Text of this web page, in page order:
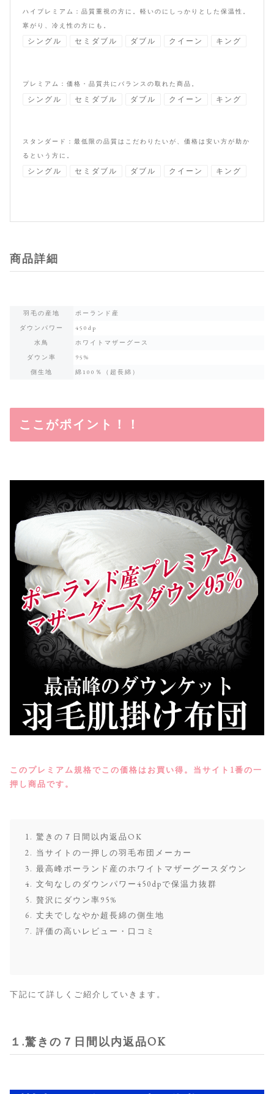
ハイプレミアム：品質重視の方に。軽いのにしっかりとした保温性。
寒がり、冷え性の方にも。
シングル セミダブル ダブル クイーン キング
プレミアム：価格・品質共にバランスの取れた商品。
シングル セミダブル ダブル クイーン キング
スタンダード：最低限の品質はこだわりたいが、価格は安い方が助か
るという方に。
シングル セミダブル ダブル クイーン キング
商品詳細
羽毛の産地
ポーランド産
ダウンパワー
450dp
水鳥
ホワイトマザーグース
ダウン率
95%
側生地
綿100％（超長綿）
ここがポイント！！
このプレミアム規格でこの価格はお買い得。当サイト1番の一
押し商品です。
驚きの７日間以内返品OK
当サイトの一押しの羽毛布団メーカー
最高峰ポーランド産のホワイトマザーグースダウン
文句なしのダウンパワー450dpで保温力抜群
贅沢にダウン率95%
丈夫でしなやか超長綿の側生地
評価の高いレビュー・口コミ
下記にて詳しくご紹介していきます。
１.驚きの７日間以内返品OK